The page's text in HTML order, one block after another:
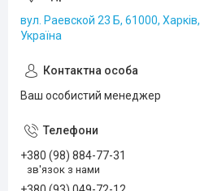
вул. Раевской 23 Б, 61000, Харків,
Україна
Ваш особистий менеджер
+380 (98) 884-77-31
зв'язок з нами